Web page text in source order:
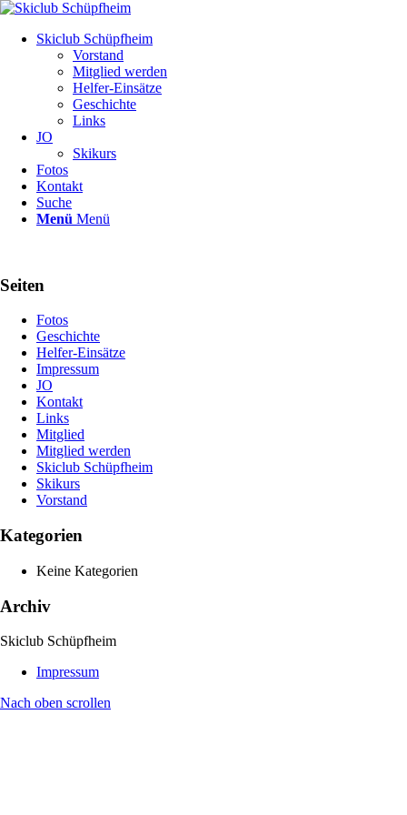
Skiclub Schüpfheim
Vorstand
Mitglied werden
Helfer-Einsätze
Geschichte
Links
JO
Skikurs
Fotos
Kontakt
Suche
Menü Menü
Seiten
Fotos
Geschichte
Helfer-Einsätze
Impressum
JO
Kontakt
Links
Mitglied
Mitglied werden
Skiclub Schüpfheim
Skikurs
Vorstand
Kategorien
Keine Kategorien
Archiv
Skiclub Schüpfheim
Impressum
Nach oben scrollen